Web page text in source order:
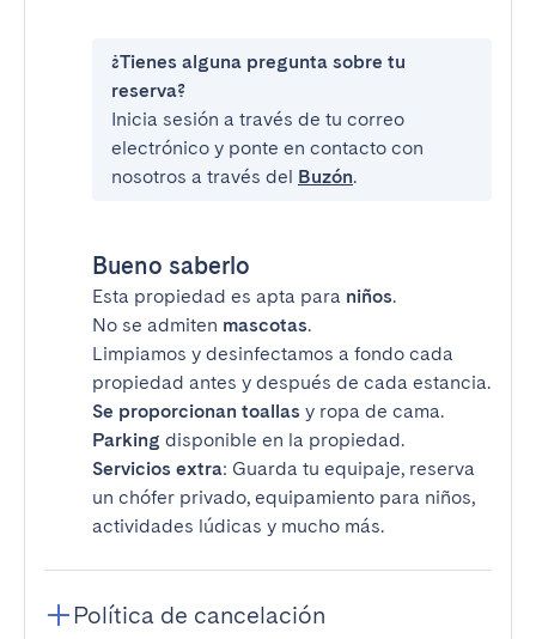
¿Tienes alguna pregunta sobre tu
reserva?
Inicia sesión a través de tu correo
electrónico y ponte en contacto con
nosotros a través del Buzón.
Bueno saberlo
Esta propiedad es apta para niños.
No se admiten mascotas.
Limpiamos y desinfectamos a fondo cada
propiedad antes y después de cada estancia.
Se proporcionan toallas y ropa de cama.
Parking disponible en la propiedad.
Servicios extra: Guarda tu equipaje, reserva
un chófer privado, equipamiento para niños,
actividades lúdicas y mucho más.
Política de cancelación